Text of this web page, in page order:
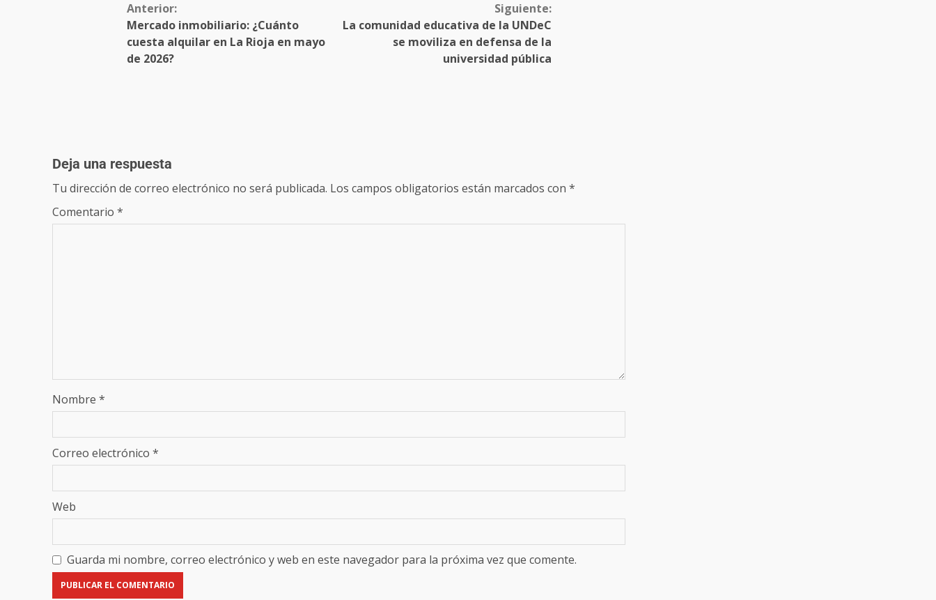
Anterior:
Mercado inmobiliario: ¿Cuánto
cuesta alquilar en La Rioja en mayo
de 2026?
Siguiente:
La comunidad educativa de la UNDeC
se moviliza en defensa de la
universidad pública
Deja una respuesta
Tu dirección de correo electrónico no será publicada. Los campos obligatorios están marcados con *
Comentario *
Nombre *
Correo electrónico *
Web
Guarda mi nombre, correo electrónico y web en este navegador para la próxima vez que comente.